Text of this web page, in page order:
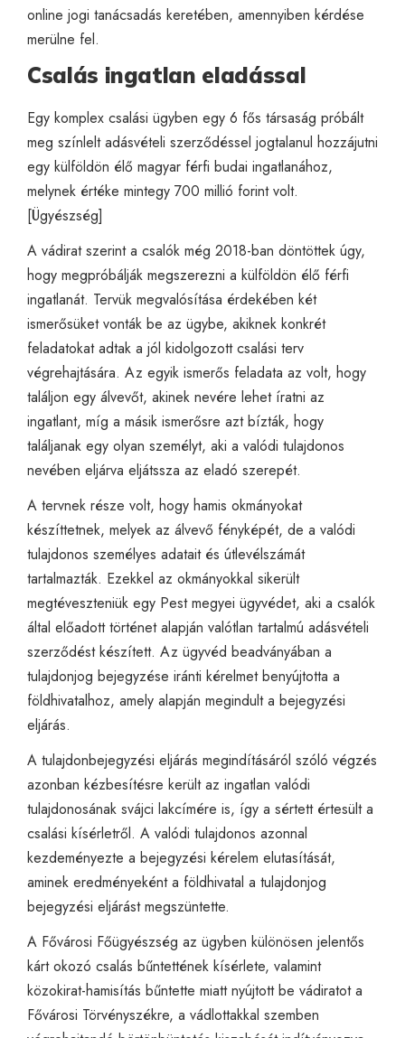
online jogi tanácsadás keretében, amennyiben kérdése
merülne fel.
Csalás ingatlan eladással
Egy komplex csalási ügyben egy 6 fős társaság próbált
meg színlelt adásvételi szerződéssel jogtalanul hozzájutni
egy külföldön élő magyar férfi budai ingatlanához,
melynek értéke mintegy 700 millió forint volt.
[Ügyészség]
A vádirat szerint a csalók még 2018-ban döntöttek úgy,
hogy megpróbálják megszerezni a külföldön élő férfi
ingatlanát. Tervük megvalósítása érdekében két
ismerősüket vonták be az ügybe, akiknek konkrét
feladatokat adtak a jól kidolgozott csalási terv
végrehajtására. Az egyik ismerős feladata az volt, hogy
találjon egy álvevőt, akinek nevére lehet íratni az
ingatlant, míg a másik ismerősre azt bízták, hogy
találjanak egy olyan személyt, aki a valódi tulajdonos
nevében eljárva eljátssza az eladó szerepét.
A tervnek része volt, hogy hamis okmányokat
készíttetnek, melyek az álvevő fényképét, de a valódi
tulajdonos személyes adatait és útlevélszámát
tartalmazták. Ezekkel az okmányokkal sikerült
megtéveszteniük egy Pest megyei ügyvédet, aki a csalók
által előadott történet alapján valótlan tartalmú adásvételi
szerződést készített. Az ügyvéd beadványában a
tulajdonjog bejegyzése iránti kérelmet benyújtotta a
földhivatalhoz, amely alapján megindult a bejegyzési
eljárás.
A tulajdonbejegyzési eljárás megindításáról szóló végzés
azonban kézbesítésre került az ingatlan valódi
tulajdonosának svájci lakcímére is, így a sértett értesült a
csalási kísérletről. A valódi tulajdonos azonnal
kezdeményezte a bejegyzési kérelem elutasítását,
aminek eredményeként a földhivatal a tulajdonjog
bejegyzési eljárást megszüntette.
A Fővárosi Főügyészség az ügyben különösen jelentős
kárt okozó csalás bűntettének kísérlete, valamint
közokirat-hamisítás bűntette miatt nyújtott be vádiratot a
Fővárosi Törvényszékre, a vádlottakkal szemben